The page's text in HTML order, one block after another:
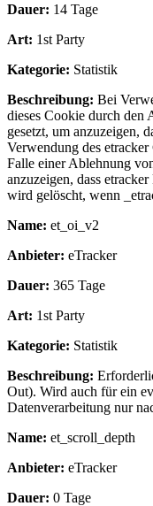
Dauer: 14 Tage
Art: 1st Party
Kategorie: Statistik
Beschreibung: Bei
dieses Cookie durch den
gesetzt, um anzuzeigen,
Verwendung des
Falle einer Ablehnung
anzuzeigen, dass
wird gelöscht, wenn
Name: et_oi_v2
Anbieter: eTracker
Dauer: 365 Tage
Art: 1st Party
Kategorie: Statistik
Beschreibung:
Out). Wird auch für ein
Datenverarbeitung nur
Name: et_scroll_depth
Anbieter: eTracker
Dauer: 0 Tage